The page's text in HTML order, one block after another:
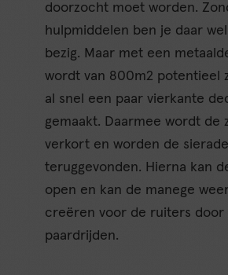
doorzocht moet worden.
hulpmiddelen ben je daar
bezig. Maar met een
wordt van 800m2 potentieel
al snel een paar vierkante
gemaakt. Daarmee wordt de
verkort en worden de
teruggevonden. Hierna kan
open en kan de manege
creëren voor de ruiters door
paardrijden.